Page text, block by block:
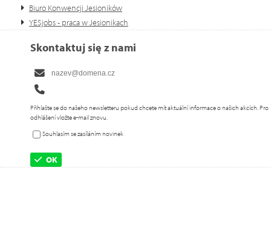
Biuro Konwencji Jesioników
YESjobs - praca w Jesionikach
Skontaktuj się z nami
Přihlašte se do našeho newsletteru pokud chcete mít aktuální informace o našich akcích. Pro
odhlášení vložte e-mail znovu.
Souhlasím se zasíláním novinek
OK